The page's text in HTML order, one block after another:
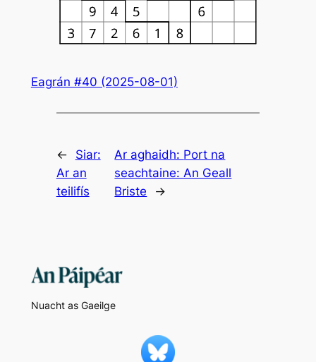
Eagrán #40 (2025-08-01)
←
Siar:
Ar an
teilifís
Ar aghaidh: Port na
seachtaine: An Geall
Briste
→
Nuacht as Gaeilge